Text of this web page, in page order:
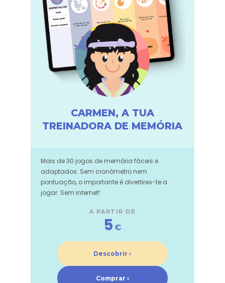
CARMEN, A TUA
TREINADORA DE MEMÓRIA
Mais de 30 jogos de memória fáceis e
adaptados. Sem cronómetro nem
pontuação, o importante é divertires-te a
jogar. Sem internet!
A PARTIR DE
5 €
Descobrir ›
Comprar ›